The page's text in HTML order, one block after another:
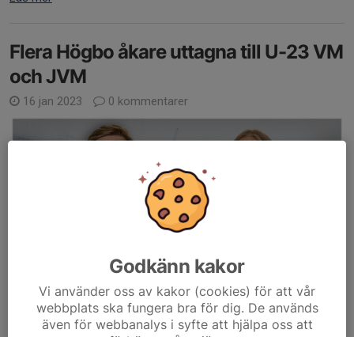
Flera Högbo åkare uttagna till U-23 VM
och JVM
16 jan 2023 0 kommentarer
Laget till U-23 VM
Godkänn kakor
Vi använder oss av kakor (cookies) för att vår
webbplats ska fungera bra för dig. De används
även för webbanalys i syfte att hjälpa oss att